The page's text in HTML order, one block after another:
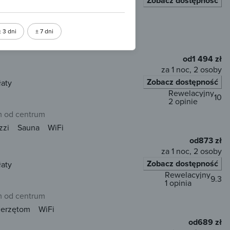
3 dni ± 7 dni
od centrum
od1 494 zł
za 1 noc, 2 osoby
Zobacz dostępność
od centrum
10
Rewelacyjny
2 opinie
Sauna
WiFi
od873 zł
za 1 noc, 2 osoby
Zobacz dostępność
od centrum
9.3
Rewelacyjny
1 opinia
WiFi
od689 zł